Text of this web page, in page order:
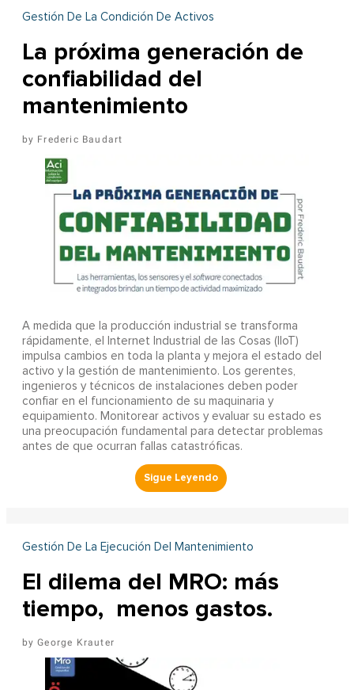
Gestión De La Condición De Activos
La próxima generación de
confiabilidad del
mantenimiento
Frederic Baudart
A medida que la producción industrial se transforma
rápidamente, el Internet Industrial de las Cosas (IIoT)
impulsa cambios en toda la planta y mejora el estado del
activo y la gestión de mantenimiento. Los gerentes,
ingenieros y técnicos de instalaciones deben poder
confiar en el funcionamiento de su maquinaria y
equipamiento. Monitorear activos y evaluar su estado es
una preocupación fundamental para detectar problemas
antes de que ocurran fallas catastróficas.
Gestión De La Ejecución Del Mantenimiento
El dilema del MRO: más
tiempo, menos gastos.
George Krauter